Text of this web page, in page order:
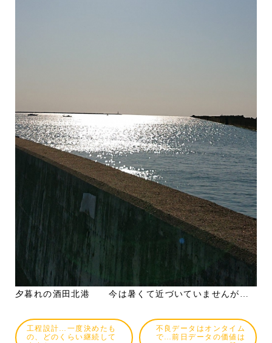
夕暮れの酒田北港 今は暑くて近づいていませんが…
工程設計…一度決めたも
の、どのくらい継続して
不良データはオンタイム
で…前日データの価値は